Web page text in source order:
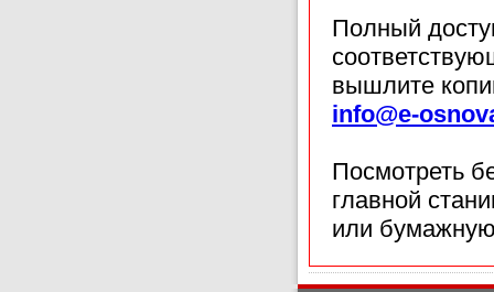
Полный
вышлите
info@e-
Посмотреть
главной
или